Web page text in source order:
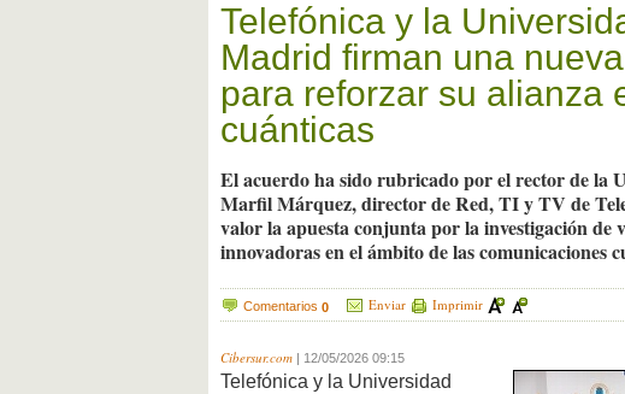
Telefónica y la
Madrid firman una
para reforzar su alianza
cuánticas
El acuerdo ha sido rubricado por el rector de la
Marfil Márquez, director de Red, TI y TV de
valor la apuesta conjunta por la investigación de
innovadoras en el ámbito de las comunicaciones
Comentarios 0 Enviar Imprimir
Cibersur.com 12/05/2026 09:15
Telefónica y la Universidad